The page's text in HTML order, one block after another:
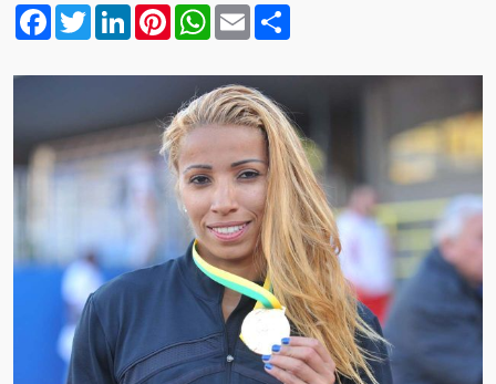
Facebook
TwitterLinkedInPinterestWhatsApp
Email